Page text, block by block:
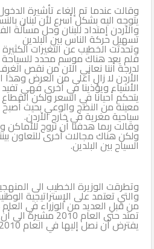
وقالت عندما تم إلغاء تأشيرة
يتوجه اليه بشكل أسرع لأن لبنان
والأردن إمتداد للبنان وحل مسألة
تسهيل حركة الناس بين البلدين
وتحدثت الخطيب عن التغيرات
فلم يعد هناك موسم محدد
لدرجة أننا نعاني الآن من نقص
الأردن لا زال أعلى من العرض وهذا
الأشياء ويؤذينا في أخرى فهي
يتحكم أحيانا في السعر ولكن
معينة من النضج والوعي بحيث أصبح
سياحية مغرية في خارج الأردن.
وقالت ربما هدفنا أن نروج
ولكن هناك مجالات أخرى للتعاون
السياح بين البلدين.
وتطرقت الوزيرة الخطيب الى
والتي تعتمد على الإستراتيجية
تمتد حتى العام
يفترض أن نصل إليها في العام 2010 – 2011 وصلنا إليها الآن.